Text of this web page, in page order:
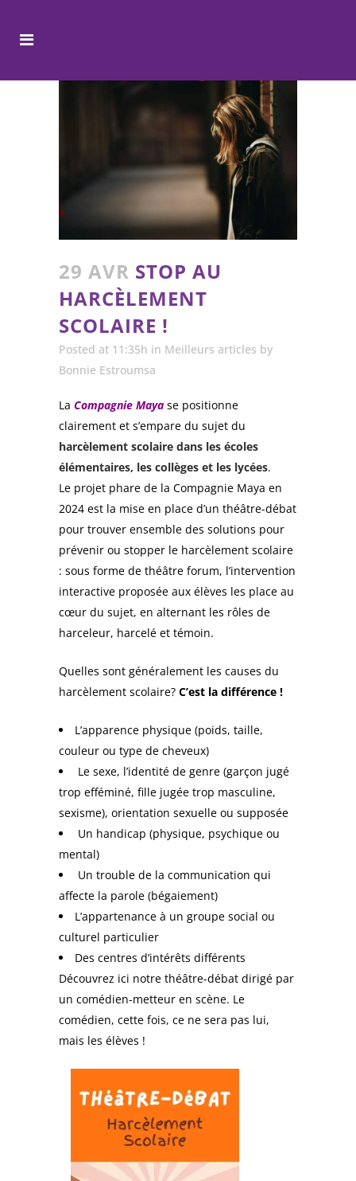
29 AVR STOP AU
HARCÈLEMENT
SCOLAIRE !
Posted at 11:35h in Meilleurs articles by
Bonnie Estroumsa
La Compagnie Maya se positionne
clairement et s’empare du sujet du
harcèlement scolaire dans les écoles
élémentaires, les collèges et les lycées.
Le projet phare de la Compagnie Maya en
2024 est la mise en place d’un théâtre-débat
pour trouver ensemble des solutions pour
prévenir ou stopper le harcèlement scolaire
: sous forme de théâtre forum, l’intervention
interactive proposée aux élèves les place au
cœur du sujet, en alternant les rôles de
harceleur, harcelé et témoin.
Quelles sont généralement les causes du
harcèlement scolaire? C’est la différence !
L’apparence physique (poids, taille,
couleur ou type de cheveux)
Le sexe, l’identité de genre (garçon jugé
trop efféminé, fille jugée trop masculine,
sexisme), orientation sexuelle ou supposée
Un handicap (physique, psychique ou
mental)
Un trouble de la communication qui
affecte la parole (bégaiement)
L’appartenance à un groupe social ou
culturel particulier
Des centres d’intérêts différents
Découvrez ici notre théâtre-débat dirigé par
un comédien-metteur en scène. Le
comédien, cette fois, ce ne sera pas lui,
mais les élèves !